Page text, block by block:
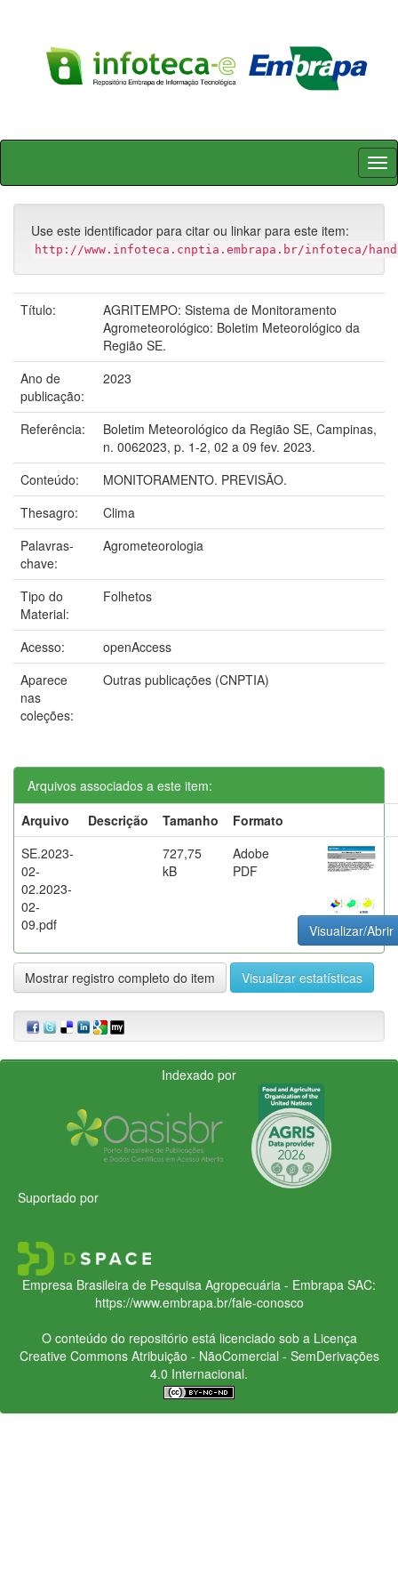
Skip
Use este identificador para citar ou linkar para este item:
http://www.infoteca.cnptia.embrapa.br/infoteca/
Título:
AGRITEMPO: Sistema de Monitoramento
Agrometeorológico: Boletim Meteorológico da
Região SE.
Ano de
publicação:
2023
Referência:
Boletim Meteorológico da Região SE, Campinas,
n. 0062023, p. 1-2, 02 a 09 fev. 2023.
Conteúdo:
MONITORAMENTO. PREVISÃO.
Thesagro:
Clima
Palavras-
chave:
Agrometeorologia
Tipo do
Material:
Folhetos
Acesso:
openAccess
Aparece
nas
coleções:
Outras publicações (CNPTIA)
Arquivos associados a este item:
Arquivo
Descrição Tamanho
Formato
SE.2023-
02-
02.2023-
02-
09.pdf
727,75
kB
Adobe
PDF
Visualizar/Abrir
Mostrar registro completo do item Visualizar estatísticas
Indexado por
Suportado por
Empresa Brasileira de Pesquisa Agropecuária - Embrapa SAC:
https://www.embrapa.br/fale-conosco
O conteúdo do repositório está licenciado sob a Licença
Creative CommonsAtribuição - NãoComercial - SemDerivações
4.0 Internacional.